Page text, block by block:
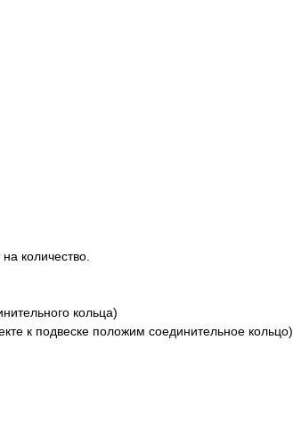
количество.
кольца)
к подвеске положим соединительное кольцо)